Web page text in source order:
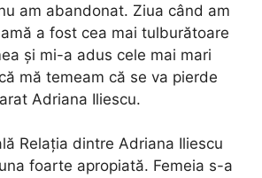
am abandonat. Ziua când am
a fost cea mai tulburătoare
și mi-a adus cele mai mari
mă temeam că se va pierde
Adriana Iliescu.
Relația dintre Adriana Iliescu
foarte apropiată. Femeia s-a